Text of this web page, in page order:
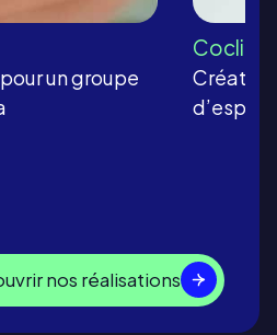
un groupe
Coclico
nos réalisations